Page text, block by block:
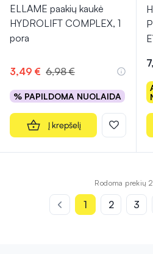
ELLAME paakių kaukė
HYDROLIFT COMPLEX, 1
pora
3,49 € 6,98 €
% PAPILDOMA NUOLAIDA
Į krepšelį
Rodoma prekių
1 2 3